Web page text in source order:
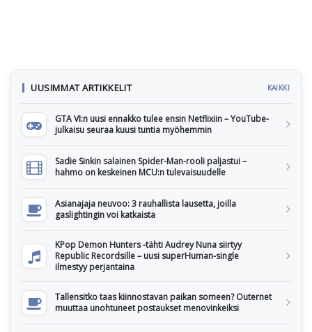
UUSIMMAT ARTIKKELIT KAIKKI
GTA VI:n uusi ennakko tulee ensin Netflixiin – YouTube-
julkaisu seuraa kuusi tuntia myöhemmin
Sadie Sinkin salainen Spider-Man-rooli paljastui –
hahmo on keskeinen MCU:n tulevaisuudelle
Asianajaja neuvoo: 3 rauhallista lausetta, joilla
gaslightingin voi katkaista
KPop Demon Hunters -tähti Audrey Nuna siirtyy
Republic Recordsille – uusi superHuman-single
ilmestyy perjantaina
Tallensitko taas kiinnostavan paikan someen? Outernet
muuttaa unohtuneet postaukset menovinkeiksi